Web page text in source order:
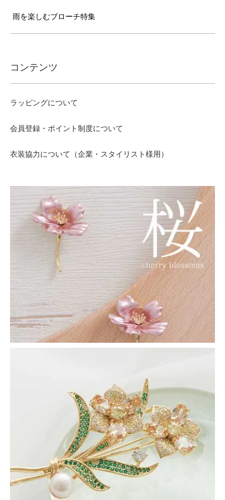
雨を楽しむブローチ特集
コンテンツ
ラッピングについて
会員登録・ポイント制度について
衣装協力について（企業・スタイリスト様用）